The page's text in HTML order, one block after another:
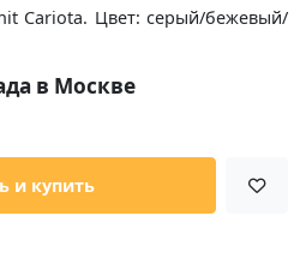
Cariota. Цвет: серый/бежевый/
в Москве
и купить